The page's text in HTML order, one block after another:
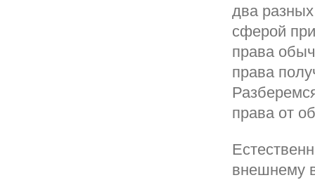
два
сферой
права
права
права от
внешнему